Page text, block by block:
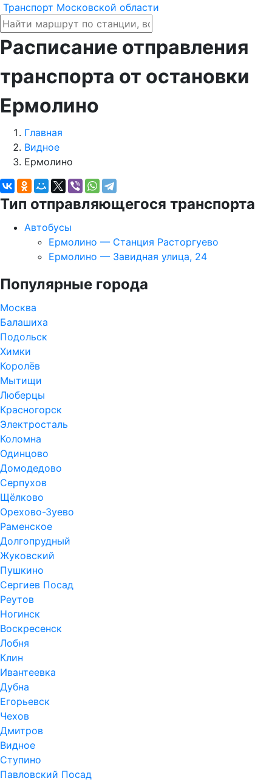
Транспорт Московской области
Расписание отправления
транспорта от остановки
Ермолино
Главная
Видное
Ермолино
Тип отправляющегося транспорта
Автобусы
Ермолино — Станция Расторгуево
Ермолино — Завидная улица, 24
Популярные города
Москва
Балашиха
Подольск
Химки
Королёв
Мытищи
Люберцы
Красногорск
Электросталь
Коломна
Одинцово
Домодедово
Серпухов
Щёлково
Орехово-Зуево
Раменское
Долгопрудный
Жуковский
Пушкино
Сергиев Посад
Реутов
Ногинск
Воскресенск
Лобня
Клин
Ивантеевка
Дубна
Егорьевск
Чехов
Дмитров
Видное
Ступино
Павловский Посад